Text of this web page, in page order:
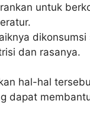
untuk
dan rasanya.
hal-hal
dapat